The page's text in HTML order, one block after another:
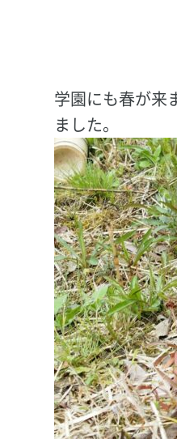
学園にも春が来
ました。